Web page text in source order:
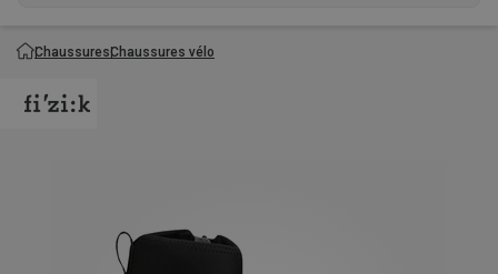
ChaussuresChaussures vélo